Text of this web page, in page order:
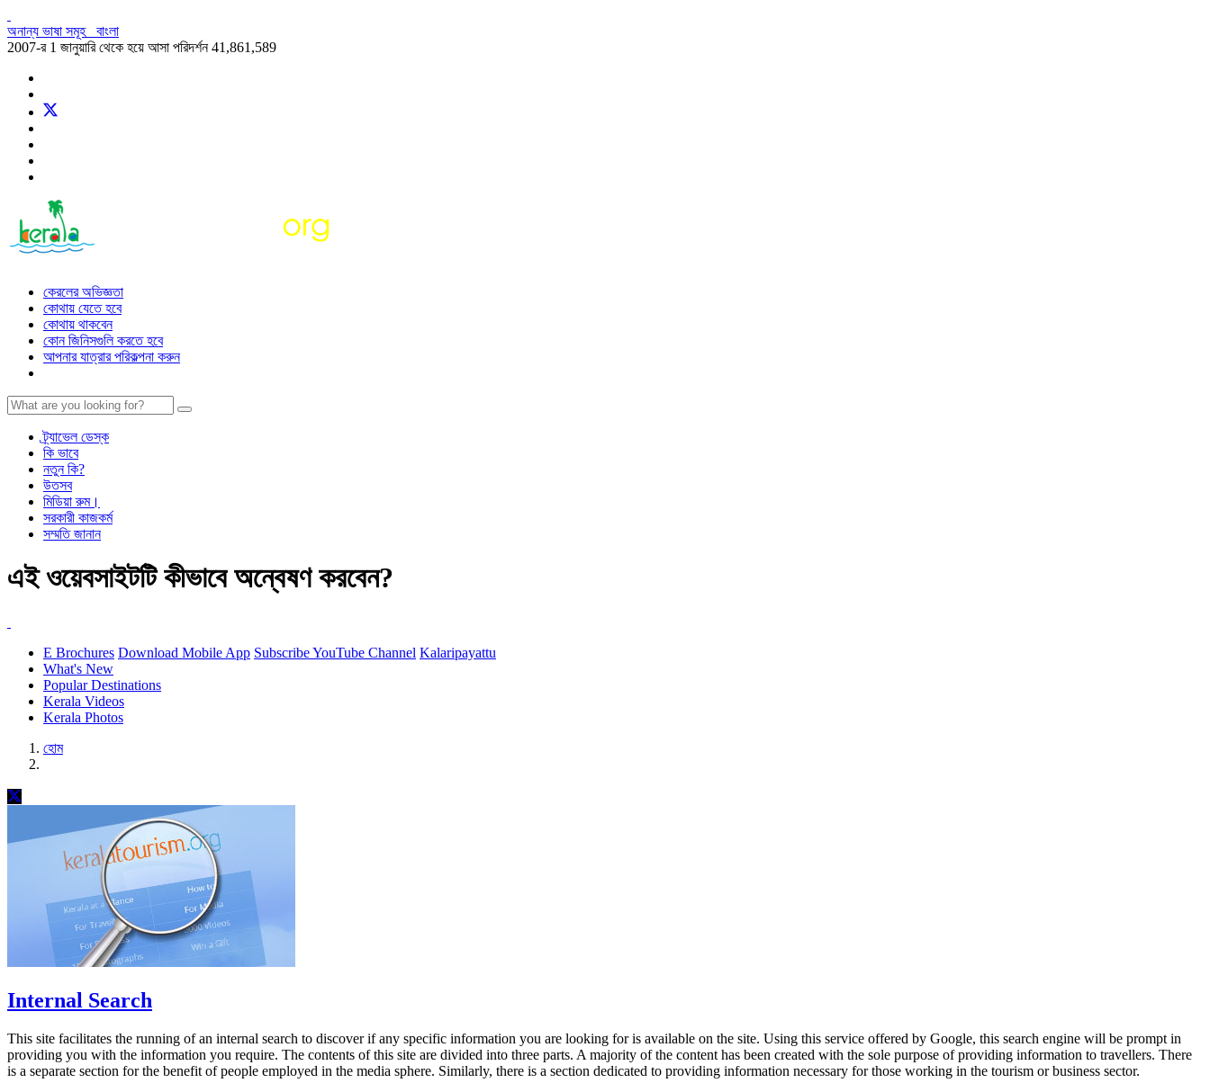
অনান্য ভাষা সমূহ
বাংলা
2007-র 1 জানুয়ারি থেকে হয়ে আসা পরিদর্শন41,861,589
কেরলের অভিজ্ঞতা
কোথায় যেতে হবে
কোথায় থাকবেন
কোন জিনিসগুলি করতে হবে
আপনার যাত্রার পরিকল্পনা করুন
ট্র্যাভেল ডেস্ক
কি ভাবে
নতুন কি?
উতসব
মিডিয়া রুম।
সরকারী কাজকর্ম
সম্মতি জানান
এই ওয়েবসাইটটি কীভাবে অন্বেষণ করবেন?
E Brochures Download Mobile App Subscribe YouTube Channel Kalaripayattu
What's New
Popular Destinations
Kerala Videos
Kerala Photos
হোম
Internal Search
This site facilitates the running of an internal search to discover if any specific information you are looking for is available on the site. Using this service offered by Google, this search engine will be prompt in
providing you with the information you require. The contents of this site are divided into three parts. A majority of the content has been created with the sole purpose of providing information to travellers. There
is a separate section for the benefit of people employed in the media sphere. Similarly, there is a section dedicated to providing information necessary for those working in the tourism or business sector.